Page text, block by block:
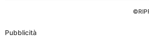
Pubblicità